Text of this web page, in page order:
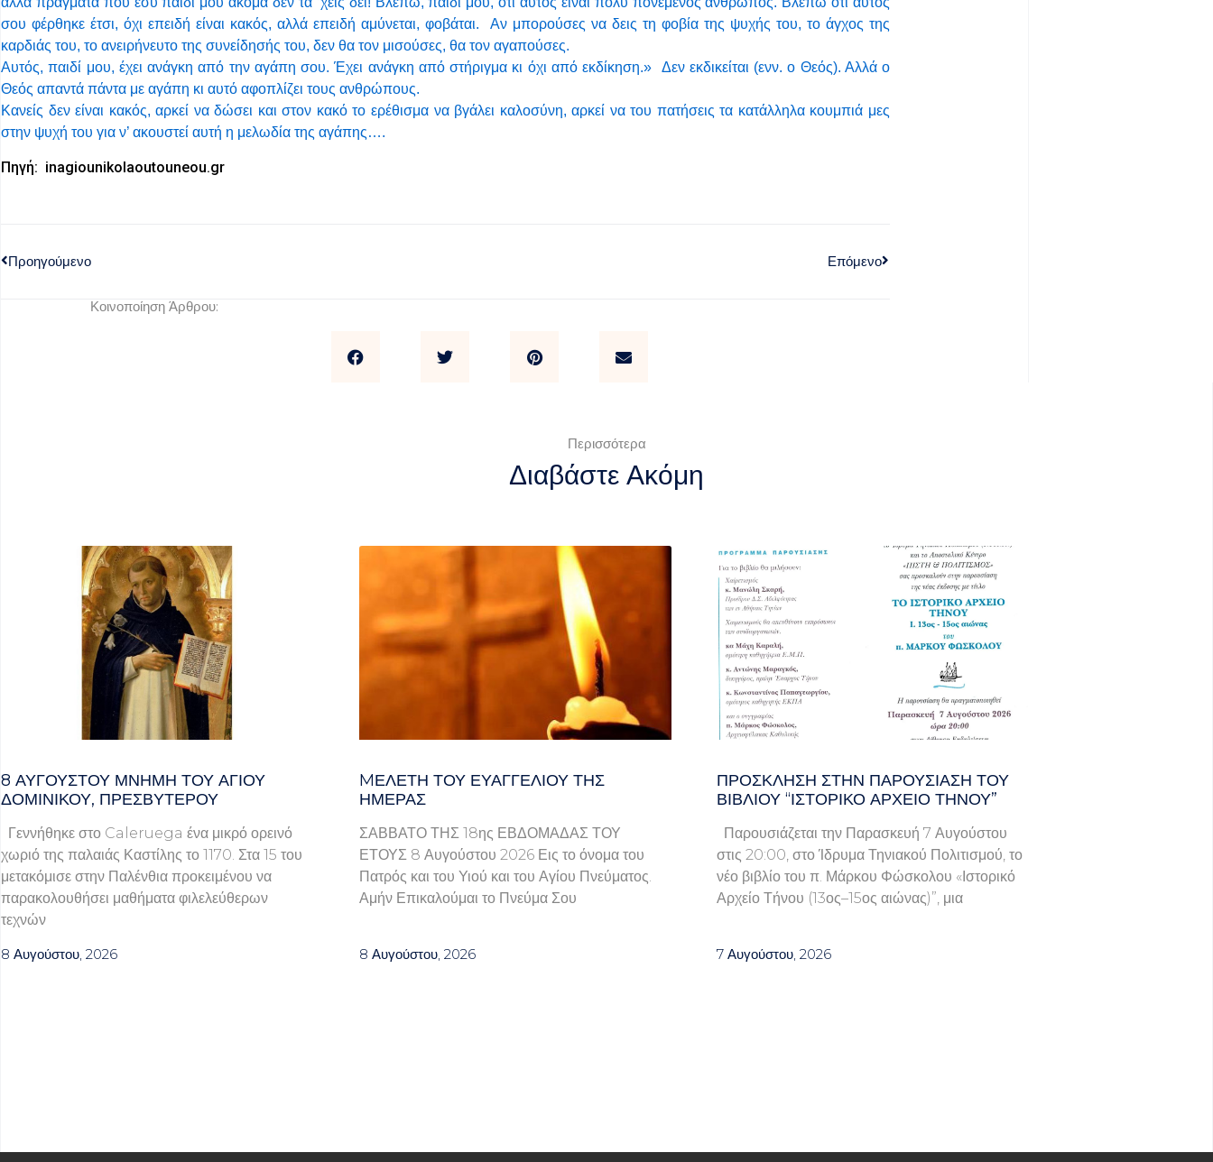
σου φέρθηκε έτσι, όχι επειδή είναι κακός, αλλά επειδή αμύνεται, φοβάται. Αν μπορούσες να δεις τη φοβία της ψυχής του, το άγχος της
καρδιάς του, το ανειρήνευτο της συνείδησής του, δεν θα τον μισούσες, θα τον αγαπούσες.
Αυτός, παιδί μου, έχει ανάγκη από την αγάπη σου. Έχει ανάγκη από στήριγμα κι όχι από εκδίκηση.» Δεν εκδικείται (ενν. ο Θεός). Αλλά ο
Θεός απαντά πάντα με αγάπη κι αυτό αφοπλίζει τους ανθρώπους.
Κανείς δεν είναι κακός, αρκεί να δώσει και στον κακό το ερέθισμα να βγάλει καλοσύνη, αρκεί να του πατήσεις τα κατάλληλα κουμπιά μες
στην ψυχή του για ν’ ακουστεί αυτή η μελωδία της αγάπης….
Πηγή: inagiounikolaoutouneou.gr
Προηγούμενο Επόμενο
Κοινοποίηση Άρθρου:
Περισσότερα
Διαβάστε Ακόμη
8 ΑΥΓΟΥΣΤΟΥ ΜΝΗΜΗ ΤΟΥ ΑΓΙΟΥ
ΔΟΜΙΝΙΚΟΥ, ΠΡΕΣΒΥΤΕΡΟΥ
Γεννήθηκε στο Caleruega ένα μικρό ορεινό
χωριό της παλαιάς Καστίλης το 1170. Στα 15 του
μετακόμισε στην Παλένθια προκειμένου να
παρακολουθήσει μαθήματα φιλελεύθερων
τεχνών
8 Αυγούστου, 2026
MΕΛΈΤΗ ΤΟΥ ΕΥΑΓΓΕΛΊΟΥ ΤΗΣ
ΗΜΈΡΑΣ
ΣΑΒΒΑΤΟ ΤΗΣ 18ης ΕΒΔΟΜΑΔΑΣ ΤΟΥ
ΕΤΟΥΣ 8 Αυγούστου 2026 Εις το όνομα του
Πατρός και του Υιού και του Αγίου Πνεύματος.
Αμήν Επικαλούμαι το Πνεύμα Σου
8 Αυγούστου, 2026
ΠΡΌΣΚΛΗΣΗ ΣΤΗΝ ΠΑΡΟΥΣΊΑΣΗ ΤΟΥ
ΒΙΒΛΊΟΥ “ΙΣΤΟΡΙΚΌ ΑΡΧΕΊΟ ΤΉΝΟΥ”
Παρουσιάζεται την Παρασκευή 7 Αυγούστου
στις 20:00, στο Ίδρυμα Τηνιακού Πολιτισμού, το
νέο βιβλίο του π. Μάρκου Φώσκολου «Ιστορικό
Αρχείο Τήνου (13ος–15ος αιώνας)”, μια
7 Αυγούστου, 2026